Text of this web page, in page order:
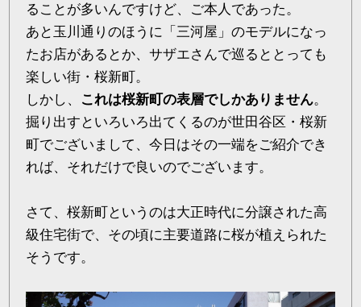
ることが多いんですけど、ご本人であった。
あと玉川通りのほうに「三河屋」のモデルになっ
たお店があるとか、サザエさんで巡るととっても
楽しい街・桜新町。
しかし、 これは桜新町の表層でしかありません。
掘り出すといろいろ出てくるのが世田谷区・桜新
町でございまして、今日はその一端をご紹介でき
れば、それだけで良いのでございます。
さて、桜新町というのは大正時代に分譲された高
級住宅街で、その頃に主要道路に桜が植えられた
そうです。